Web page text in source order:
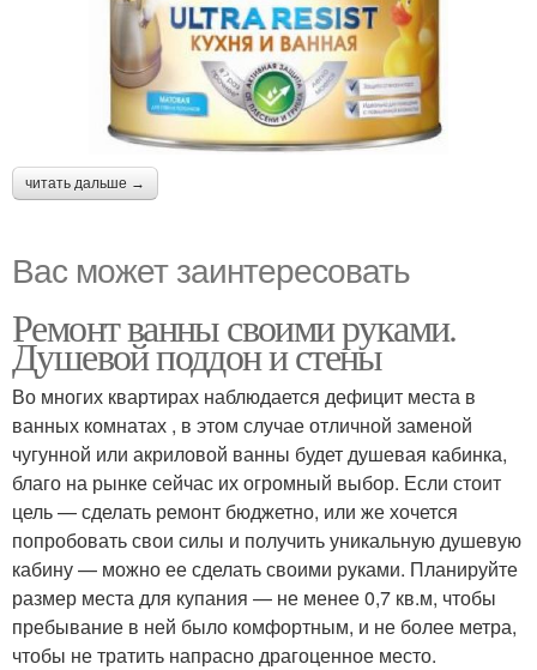
читать дальше →
Вас может заинтересовать
Ремонт ванны своими руками.
Душевой поддон и стены
Во многих квартирах наблюдается дефицит места в
ванных комнатах , в этом случае отличной заменой
чугунной или акриловой ванны будет душевая кабинка,
благо на рынке сейчас их огромный выбор. Если стоит
цель — сделать ремонт бюджетно, или же хочется
попробовать свои силы и получить уникальную душевую
кабину — можно ее сделать своими руками. Планируйте
размер места для купания — не менее 0,7 кв.м, чтобы
пребывание в ней было комфортным, и не более метра,
чтобы не тратить напрасно драгоценное место.